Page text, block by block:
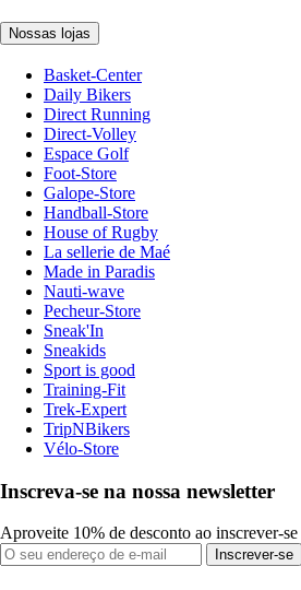
Nossas lojas
Basket-Center
Daily Bikers
Direct Running
Direct-Volley
Espace Golf
Foot-Store
Galope-Store
Handball-Store
House of Rugby
La sellerie de Maé
Made in Paradis
Nauti-wave
Pecheur-Store
Sneak'In
Sneakids
Sport is good
Training-Fit
Trek-Expert
TripNBikers
Vélo-Store
Inscreva-se na nossa newsletter
Aproveite 10% de desconto ao inscrever-
Inscrever-se